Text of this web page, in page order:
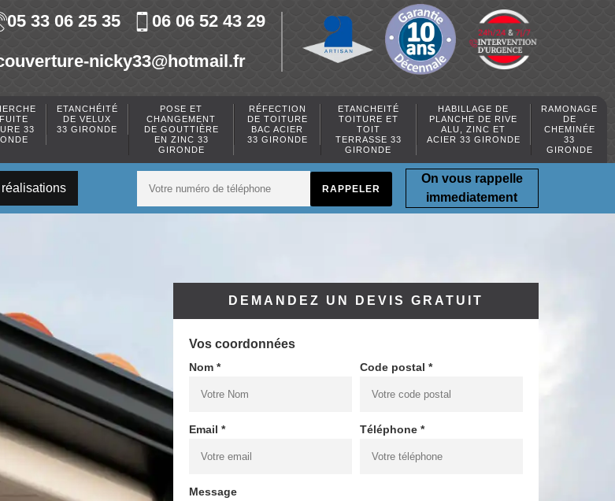
05 33 06 25 35 06 06 52 43 29
nicky33@hotmail.fr
33
ETANCHÉITÉ
DE VELUX
33 GIRONDE
POSE ET
CHANGEMENT
DE GOUTTIÈRE
EN ZINC 33
GIRONDE
RÉFECTION
DE TOITURE
BAC ACIER
33 GIRONDE
ETANCHEITÉ
TOITURE ET
TOIT
TERRASSE 33
GIRONDE
HABILLAGE DE
PLANCHE DE RIVE
ALU, ZINC ET
ACIER 33 GIRONDE
RAMONAGE
DE
CHEMINÉE
33
GIRONDE
On vous rappelle
immediatement
DEMANDEZ UN DEVIS GRATUIT
Vos coordonnées
Nom * Code postal *
Email * Téléphone *
Message